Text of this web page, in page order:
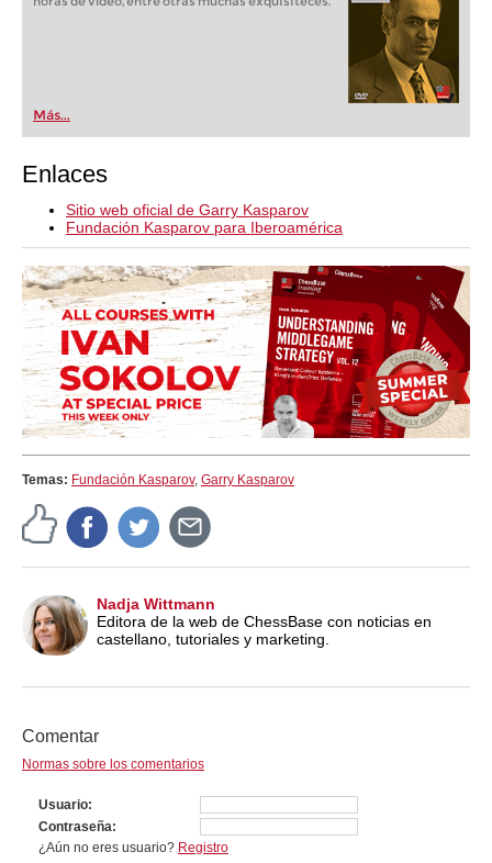
Más...
Enlaces
Sitio web oficial de Garry Kasparov
Fundación Kasparov para Iberoamérica
Temas: Fundación Kasparov, Garry Kasparov
Nadja Wittmann
Editora de la web de ChessBase con noticias en
castellano, tutoriales y marketing.
Comentar
Normas sobre los comentarios
Usuario
Contraseña
¿Aún no eres usuario? Registro